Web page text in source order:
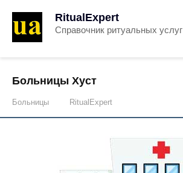
RitualExpert
Справочник ритуальных услуг
Больницы Хуст
Больницы RitualExpert